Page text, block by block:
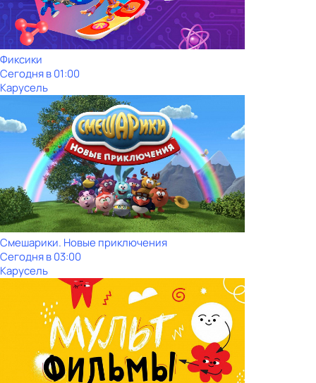
Фиксики
Сегодня в 01:00
Карусель
Смешарики. Новые приключения
Сегодня в 03:00
Карусель